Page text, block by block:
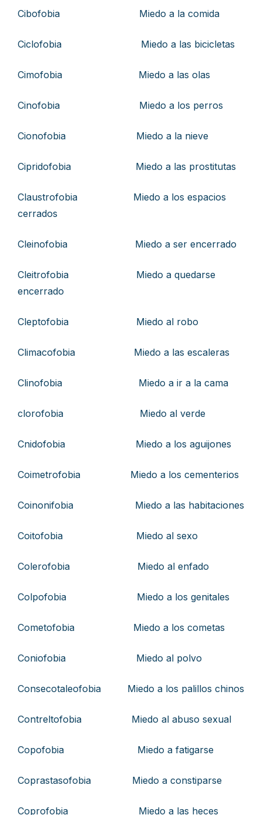
Cibofobia Miedo a la comida
Ciclofobia Miedo a las bicicletas
Cimofobia Miedo a las olas
Cinofobia Miedo a los perros
Cionofobia Miedo a la nieve
Cipridofobia Miedo a las prostitutas
Claustrofobia Miedo a los espacios
cerrados
Cleinofobia Miedo a ser encerrado
Cleitrofobia Miedo a quedarse
encerrado
Cleptofobia Miedo al robo
Climacofobia Miedo a las escaleras
Clinofobia Miedo a ir a la cama
clorofobia Miedo al verde
Cnidofobia Miedo a los aguijones
Coimetrofobia Miedo a los cementerios
Coinonifobia Miedo a las habitaciones
Coitofobia Miedo al sexo
Colerofobia Miedo al enfado
Colpofobia Miedo a los genitales
Cometofobia Miedo a los cometas
Coniofobia Miedo al polvo
Consecotaleofobia Miedo a los palillos chinos
Contreltofobia Miedo al abuso sexual
Copofobia Miedo a fatigarse
Coprastasofobia Miedo a constiparse
Coprofobia Miedo a las heces